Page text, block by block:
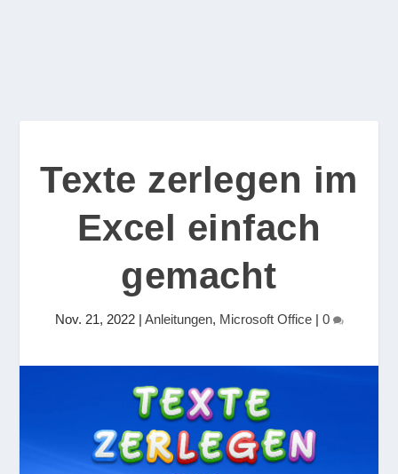
Texte zerlegen im
Excel einfach
gemacht
Nov. 21, 2022| Anleitungen, Microsoft Office| 0